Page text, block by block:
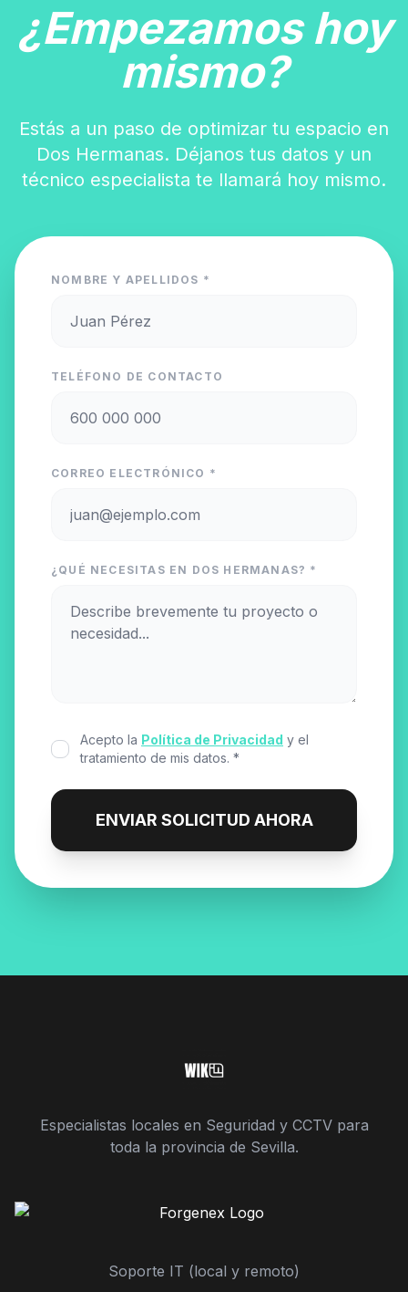
¿Empezamos hoy
mismo?
Estás a un paso de optimizar tu espacio en
Dos Hermanas. Déjanos tus datos y un
técnico especialista te llamará hoy mismo.
NOMBRE Y APELLIDOS *
TELÉFONO DE CONTACTO
CORREO ELECTRÓNICO *
¿QUÉ NECESITAS EN DOS HERMANAS? *
Acepto la Política de Privacidad y el
tratamiento de mis datos. *
ENVIAR SOLICITUD AHORA
Especialistas locales en Seguridad y CCTV para
toda la provincia de Sevilla.
Soporte IT (local y remoto)